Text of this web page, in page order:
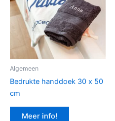
Algemeen
Bedrukte handdoek 30 x 50
cm
Meer info!